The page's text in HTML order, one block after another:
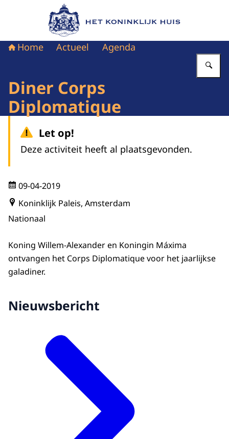
Naar de homepage van Het Koninklijk Huis
Home Actueel Agenda
Diner Corps
Diplomatique
Let op!
Deze activiteit heeft al plaatsgevonden.
09-04-2019
Koninklijk Paleis, Amsterdam
Nationaal
Koning Willem-Alexander en Koningin Máxima
ontvangen het Corps Diplomatique voor het jaarlijkse
galadiner.
Nieuwsbericht